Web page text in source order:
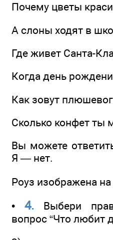
Почему цветы
А слоны ходят в
Где живет Санта-
Когда день
Как зовут
Сколько конфет ты
Вы можете
Я — нет.
Роуз изображена на
• 4. Выбери
вопрос “Что любит